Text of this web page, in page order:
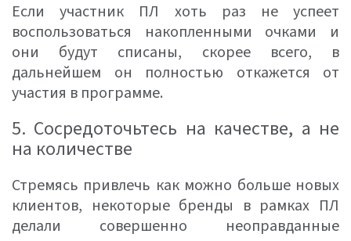
Если участник ПЛ хоть раз не успеет
воспользоваться накопленными очками и
они будут списаны, скорее всего, в
дальнейшем он полностью откажется от
участия в программе.
5. Сосредоточьтесь на качестве, а не
на количестве
Стремясь привлечь как можно больше новых
клиентов, некоторые бренды в рамках ПЛ
делали совершенно неоправданные